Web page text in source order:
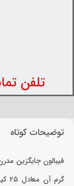
تلفن تماس: 31 13
توضیحات کوتاه